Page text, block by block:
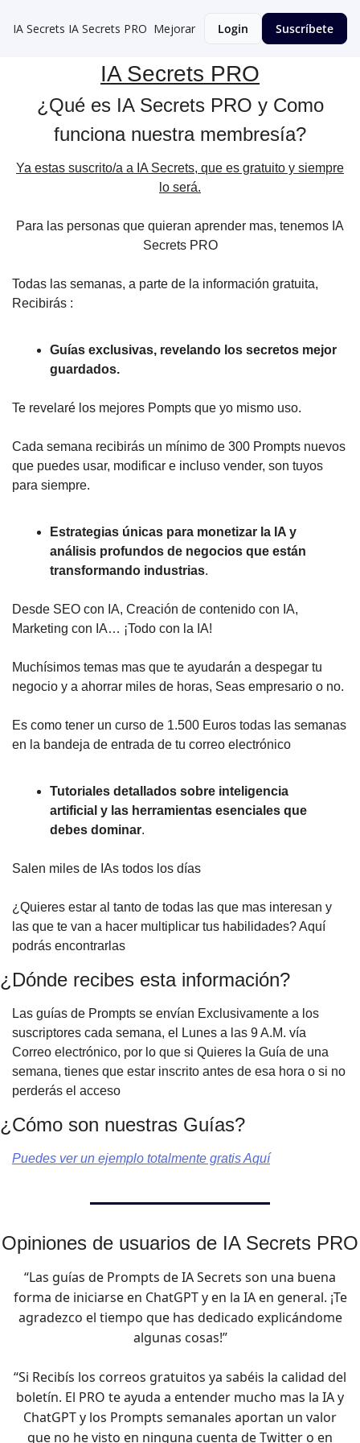
IA Secrets IA Secrets PRO Mejorar Login Suscríbete
IA Secrets PRO
¿Qué es IA Secrets PRO y Como
funciona nuestra membresía?
Ya estas suscrito/a a IA Secrets, que es gratuito y siempre
lo será.
Para las personas que quieran aprender mas, tenemos IA
Secrets PRO
Todas las semanas, a parte de la información gratuita,
Recibirás :
Guías exclusivas, revelando los secretos mejor
guardados.
Te revelaré los mejores Pompts que yo mismo uso.
Cada semana recibirás un mínimo de 300 Prompts nuevos
que puedes usar, modificar e incluso vender, son tuyos
para siempre.
Estrategias únicas para monetizar la IA y
análisis profundos de negocios que están
transformando industrias.
Desde SEO con IA, Creación de contenido con IA,
Marketing con IA… ¡Todo con la IA!
Muchísimos temas mas que te ayudarán a despegar tu
negocio y a ahorrar miles de horas, Seas empresario o no.
Es como tener un curso de 1.500 Euros todas las semanas
en la bandeja de entrada de tu correo electrónico
Tutoriales detallados sobre inteligencia
artificial y las herramientas esenciales que
debes dominar.
Salen miles de IAs todos los días
¿Quieres estar al tanto de todas las que mas interesan y
las que te van a hacer multiplicar tus habilidades? Aquí
podrás encontrarlas
¿Dónde recibes esta información?
Las guías de Prompts se envían Exclusivamente a los
suscriptores cada semana, el Lunes a las 9 A.M. vía
Correo electrónico, por lo que si Quieres la Guía de una
semana, tienes que estar inscrito antes de esa hora o si no
perderás el acceso
¿Cómo son nuestras Guías?
Puedes ver un ejemplo totalmente gratis Aquí
Opiniones de usuarios de IA Secrets PRO
“Las guías de Prompts de IA Secrets son una buena
forma de iniciarse en ChatGPT y en la IA en general. ¡Te
agradezco el tiempo que has dedicado explicándome
algunas cosas!”
“Si Recibís los correos gratuitos ya sabéis la calidad del
boletín. El PRO te ayuda a entender mucho mas la IA y
ChatGPT y los Prompts semanales aportan un valor
que no he visto en ninguna cuenta de Twitter o en